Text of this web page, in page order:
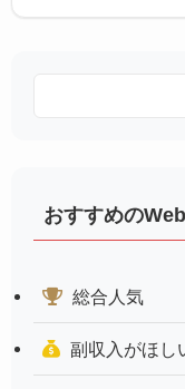
おすすめの
総合人気
副収入がほし